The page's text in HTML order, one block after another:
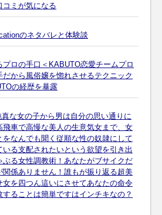
コミが気になる
のネタバレと体験談
プロの手口＜KABUTO恋愛チームプロ
から風俗嬢を惚れさせるテクニック
の経歴を暴露
な女の子から男は自分の思い通りに
飛車で高慢な美人の生意気女まで、女
をなんでも聞く従順な性の奴隷にして
いる支配されたいという欲望を引き出
ぶる女性調教術！あなたがブサイクだ
関係ありません！誰もが振り返る超美
女を四つん這いにさせてあなたの命令
ることは簡単ですはインチキなの？